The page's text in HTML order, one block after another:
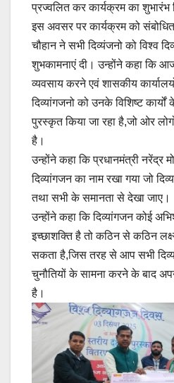
प्रज्वलित कर कार्यक्रम का शुभारंभ
इस अवसर पर कार्यक्रम को
चौहान ने सभी दिव्यंजनो को विश्व
शुभकामनाएं दी। उन्होंने कहा कि आज
व्यवसाय करने एवं शासकीय
दिव्यांगजनो को उनके विशिष्ट
पुरस्कृत किया जा रहा है,जो ओर
है।
उन्होंने कहा कि प्रधानमंत्री नरेंद्र
दिव्यांगजन का नाम रखा गया जो
तथा सभी के समानता से देखा जाए।
उन्होंने कहा कि दिव्यांगजन कोई
इच्छाशक्ति है तो कठिन से कठिन
सकता है,जिस तरह से आप सभी
चुनौतियों के सामना करने के बाद
है।